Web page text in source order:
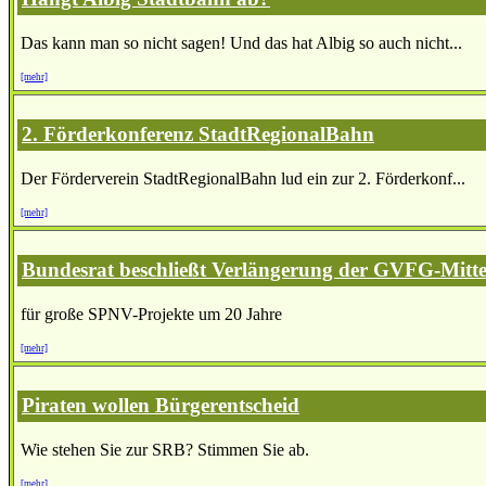
Das kann man so nicht sagen! Und das hat Albig so auch nicht...
[mehr]
2. Förderkonferenz StadtRegionalBahn
Der Förderverein StadtRegionalBahn lud ein zur 2. Förderkonf...
[mehr]
Bundesrat beschließt Verlängerung der GVFG-
für große SPNV-Projekte um 20 Jahre
[mehr]
Piraten wollen Bürgerentscheid
Wie stehen Sie zur SRB? Stimmen Sie ab.
[mehr]